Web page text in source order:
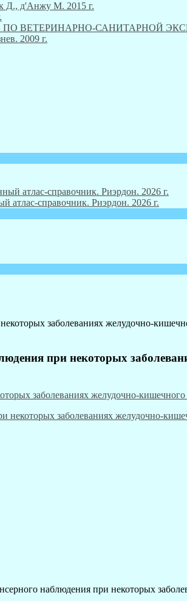
Д., д'Анжу М. 2015 г.
ВЕТЕРИНАРНО-САНИТАРНОЙ
2009 г.
атлас-справочник. Риэрдон. 2026 г.
заболеваниях желудочно-
при некоторых
наблюдения при некоторых